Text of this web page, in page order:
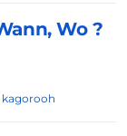
Wo ?
kagorooh